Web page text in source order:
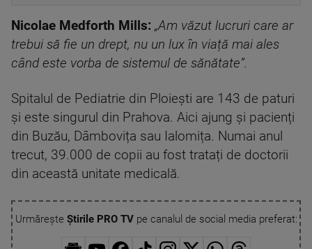
Nicolae Medforth Mills: „Am văzut lucruri care ar
trebui să fie un drept, nu un lux în viață mai ales
când este vorba de sistemul de sănătate”.
Spitalul de Pediatrie din Ploiești are 143 de paturi
și este singurul din Prahova. Aici ajung și pacienți
din Buzău, Dâmbovița sau Ialomița. Numai anul
trecut, 39.000 de copii au fost tratați de doctorii
din această unitate medicală.
Urmărește Știrile PRO TVpe canalul de social media preferat: